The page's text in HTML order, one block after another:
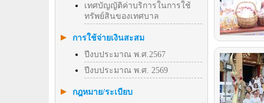
เทศบัญญัติค่าบริการในการใช้
ทรัพย์สินของเทศบาล
การใช้จ่ายเงินสะสม
ปีงบประมาณ พ.ศ.2567
ปีงบประมาณ พ.ศ. 2569
กฎหมาย/ระเบียบ